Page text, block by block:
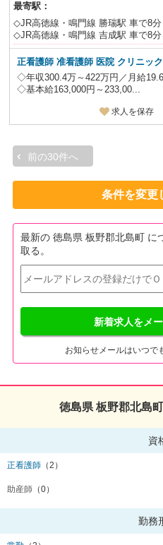
最寄駅：
◇JR高徳線・鳴門線 勝瑞駅 車で8分
◇JR高徳線・鳴門線 吉成駅 車で8分
正看護師 准看護師 医院 クリニッ
◇年収300.4万～422万円／月給
◇基本給163,000円～233,00...
求人を保存
前の30件へ
条件を変更
最新の 徳島県 板野郡北島町 に
取る。
新着求人をメ
お知らせメールはいつで
徳島県 板野郡北島
資
正看護師 （2）
助産師 （0）
勤務